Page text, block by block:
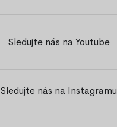
Sledujte nás na Youtube
Sledujte nás na Instagramu